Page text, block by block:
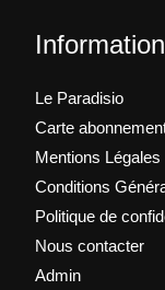
Le Paradisio
Carte
Mentions Légales
Conditions
Politique de
Nous contacter
Admin